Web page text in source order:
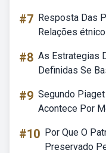
#7 Resposta Das
Relações
#8 As Estrategias
Definidas Se
#9 Segundo
Acontece Por
#10 Por Que O
Preservado